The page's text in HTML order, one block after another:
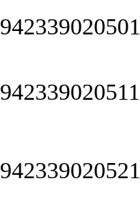
942339020501
942339020511
942339020521